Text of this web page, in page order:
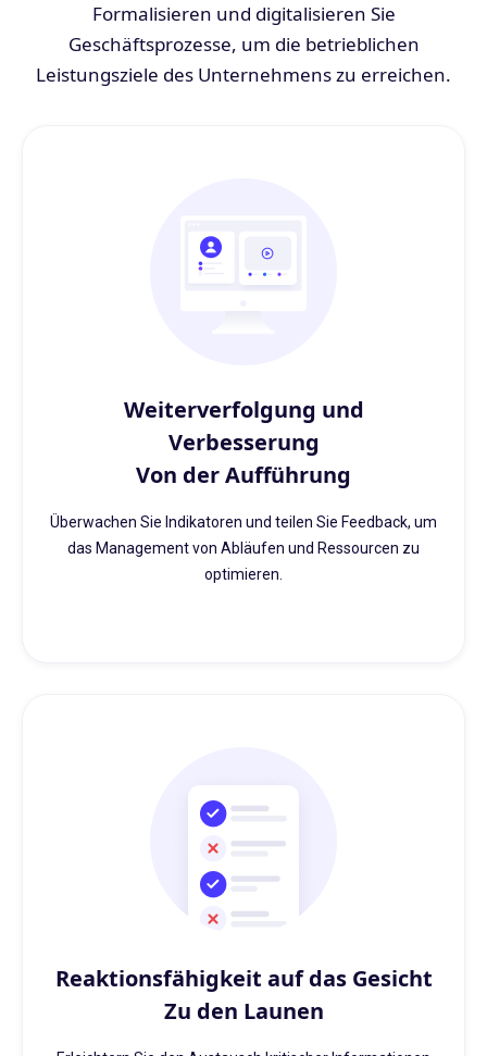
Formalisieren und digitalisieren Sie
Geschäftsprozesse, um die betrieblichen
Leistungsziele des Unternehmens zu erreichen.
Weiterverfolgung und
Verbesserung
Von der Aufführung
Überwachen Sie Indikatoren und teilen Sie Feedback, um
das Management von Abläufen und Ressourcen zu
optimieren.
Reaktionsfähigkeit auf das Gesicht
Zu den Launen